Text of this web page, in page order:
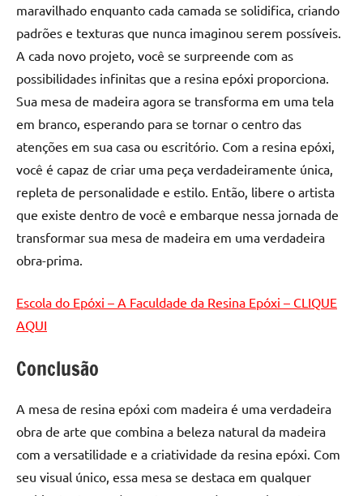
maravilhado enquanto cada camada se solidifica, criando
padrões e texturas que nunca imaginou serem possíveis.
A cada novo projeto, você se surpreende com as
possibilidades infinitas que a resina epóxi proporciona.
Sua mesa de madeira agora se transforma em uma tela
em branco, esperando para se tornar o centro das
atenções em sua casa ou escritório. Com a resina epóxi,
você é capaz de criar uma peça verdadeiramente única,
repleta de personalidade e estilo. Então, libere o artista
que existe dentro de você e embarque nessa jornada de
transformar sua mesa de madeira em uma verdadeira
obra-prima.
Escola do Epóxi – A Faculdade da Resina Epóxi – CLIQUE
AQUI
Conclusão
A mesa de resina epóxi com madeira é uma verdadeira
obra de arte que combina a beleza natural da madeira
com a versatilidade e a criatividade da resina epóxi. Com
seu visual único, essa mesa se destaca em qualquer